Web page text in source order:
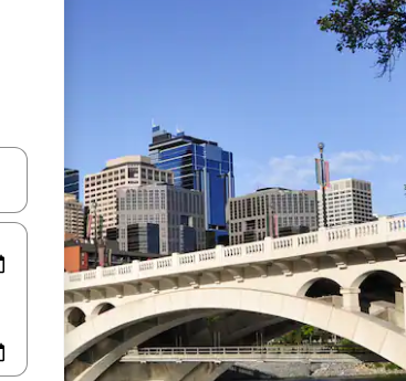
utilisant les flèches vers le haut et vers le bas, ou en